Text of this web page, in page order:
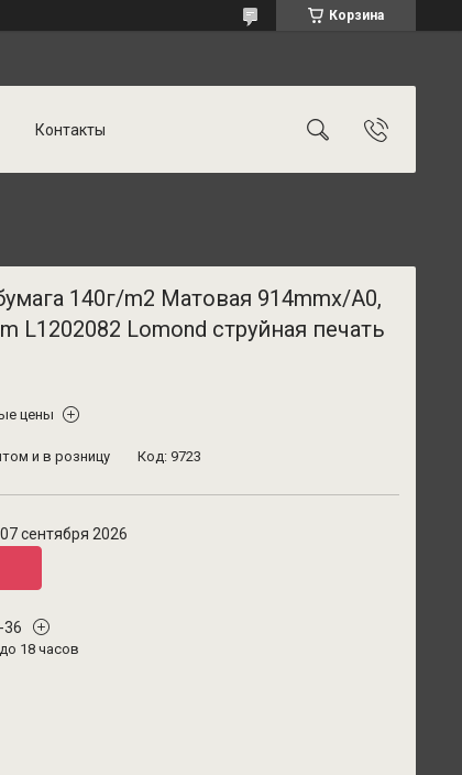
Корзина
Контакты
140г/m2 Матовая 914mmx/A0,
L1202082 Lomond струйная печать
цены
и в розницу Код: 9723
сентября 2026
36
18 часов